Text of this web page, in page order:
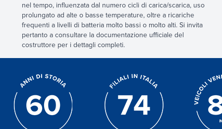
nel tempo, influenzata dal numero cicli di carica/scarica, uso
prolungato ad alte o basse temperature, oltre a ricariche
frequenti a livelli di batteria molto bassi o molto alti. Si invita
pertanto a consultare la documentazione ufficiale del
costruttore per i dettagli completi.